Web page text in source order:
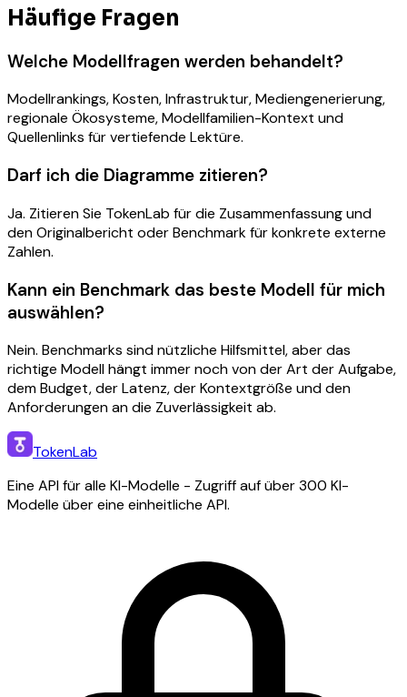
Häufige Fragen
Welche Modellfragen werden behandelt?
Modellrankings, Kosten, Infrastruktur, Mediengenerierung,
regionale Ökosysteme, Modellfamilien-Kontext und
Quellenlinks für vertiefende Lektüre.
Darf ich die Diagramme zitieren?
Ja. Zitieren Sie TokenLab für die Zusammenfassung und
den Originalbericht oder Benchmark für konkrete externe
Zahlen.
Kann ein Benchmark das beste Modell für mich
auswählen?
Nein. Benchmarks sind nützliche Hilfsmittel, aber das
richtige Modell hängt immer noch von der Art der Aufgabe,
dem Budget, der Latenz, der Kontextgröße und den
Anforderungen an die Zuverlässigkeit ab.
TokenLab
Eine API für alle KI-Modelle - Zugriff auf über 300 KI-
Modelle über eine einheitliche API.